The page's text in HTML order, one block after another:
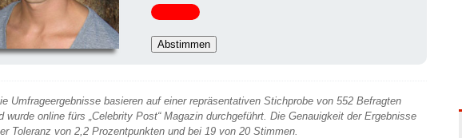
Umfrageergebnisse basieren auf einer repräsentativen Stichprobe von 552 Befragten
wurde online fürs „Celebrity Post“ Magazin durchgeführt. Die Genauigkeit der Ergebnisse
Toleranz von 2,2 Prozentpunkten und bei 19 von 20 Stimmen.